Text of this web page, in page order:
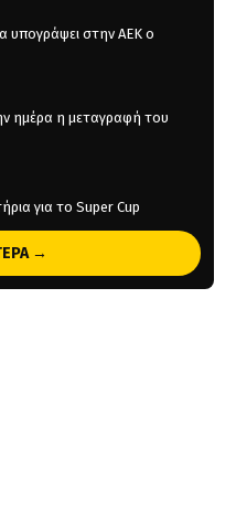
υπογράψει στην ΑΕΚ ο
ημέρα η μεταγραφή του
για το Super Cup
σε Κόστιτς»
→